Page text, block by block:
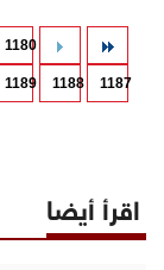
1180
1187
1188
1189
اقرأ أيضا